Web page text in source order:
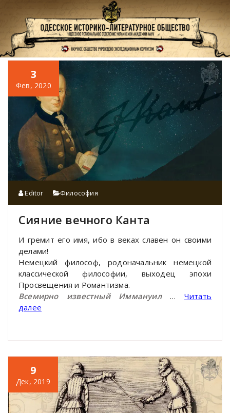
содержимому
3
Фев, 2020
Editor Философия
Сияние вечного Канта
И гремит его имя, ибо в веках славен он своими
делами!
Немецкий философ, родоначальник немецкой
классической философии, выходец эпохи
Просвещения и Романтизма.
Всемирно известный Иммануил … Читать
далее
9
Дек, 2019